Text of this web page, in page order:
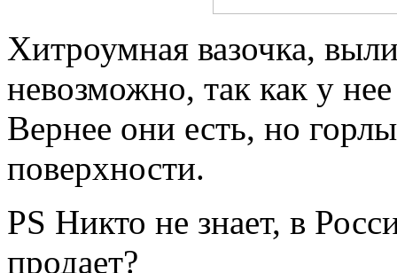
Хитроумная вазочка,
невозможно, так как у
Вернее они есть, но
поверхности.
PS Никто не знает, в
продает?